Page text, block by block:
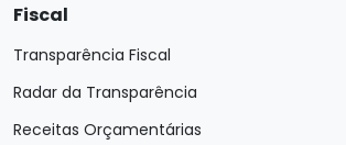
Fiscal
Transparência Fiscal
Radar da Transparência
Receitas Orçamentárias